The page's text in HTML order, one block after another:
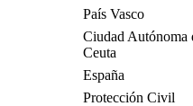
País Vasco
Ciudad Autónoma
Ceuta
España
Protección Civil